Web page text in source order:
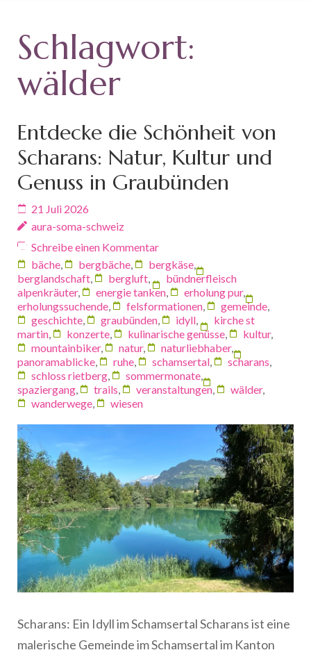
Schlagwort:
wälder
Entdecke die Schönheit von
Scharans: Natur, Kultur und
Genuss in Graubünden
21 Juli 2026
aura-soma-schweiz
Schreibe einen Kommentar
bäche
bergbäche bergkäse
berglandschaft
bergluft
bündnerfleisch
alpenkräuter, energie tanken erholung pur,
erholungssuchende
felsformationen gemeinde
geschichte
graubünden idyll
kirche st
martin
konzerte kulinarische genüsse kultur,
mountainbiker, natur, naturliebhaber,
panoramablicke
ruhe schamsertal scharans
schloss rietberg
sommermonate
spaziergang
trails veranstaltungen wälder,
wanderwege
wiesen
Scharans: Ein Idyll im Schamsertal Scharans ist eine
malerische Gemeinde im Schamsertal im Kanton